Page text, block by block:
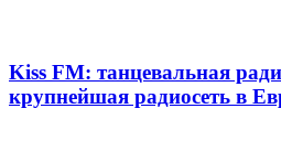
Kiss FM: танцевальная
крупнейшая радиосеть в